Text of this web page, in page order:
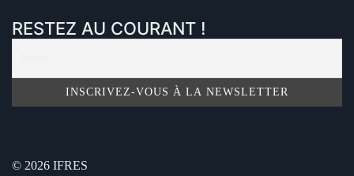
RESTEZ AU COURANT !
© 2026 IFRES